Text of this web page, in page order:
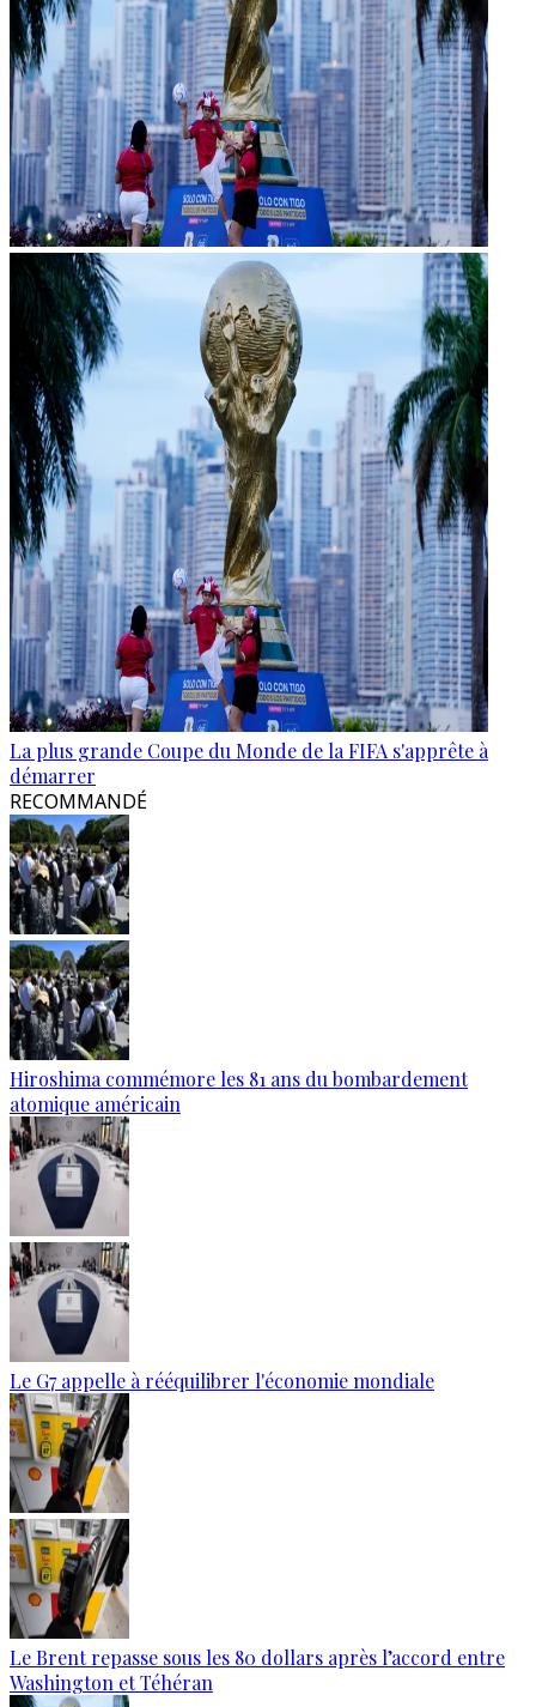
La plus grande Coupe du Monde de la FIFA s'apprête à
démarrer
RECOMMANDÉ
Hiroshima commémore les 81 ans du bombardement
atomique américain
Le G7 appelle à rééquilibrer l'économie mondiale
Le Brent repasse sous les 80 dollars après l’accord entre
Washington et Téhéran